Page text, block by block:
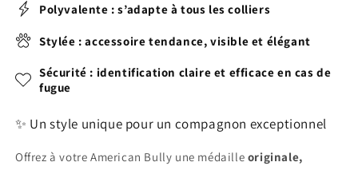
Polyvalente : s’adapte à tous les colliers
Stylée : accessoire tendance, visible et élégant
Sécurité : identification claire et efficace en cas de
fugue
✨ Un style unique pour un compagnon exceptionnel
Offrez à votre American Bully une médaille originale,